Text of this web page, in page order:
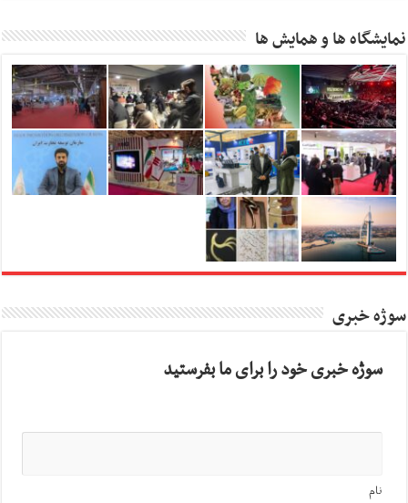
نمایشگاه ها و همایش ها
سوژه خبری
سوژه خبری خود را برای ما بفرستید
نام